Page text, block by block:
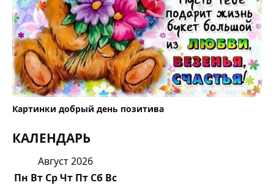
Картинки добрый день позитива
КАЛЕНДАРЬ
Август 2026
Пн Вт СрЧт Пт Сб Вс